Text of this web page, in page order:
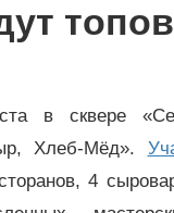
в сквере
Хлеб-Мёд».
4